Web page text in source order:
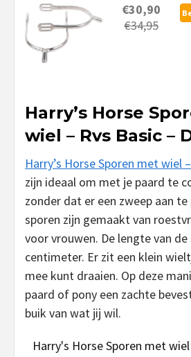
€30,90
€34,95
Harry’s Horse
wiel – Rvs Basic –
Harry’s Horse Sporen met wiel
zijn ideaal om met je paard te
zonder dat er een zweep aan
sporen zijn gemaakt van
voor vrouwen. De lengte van
centimeter. Er zit een klein
mee kunt draaien. Op deze
paard of pony een zachte
buik van wat jij wil.
Harry's Horse Sporen met